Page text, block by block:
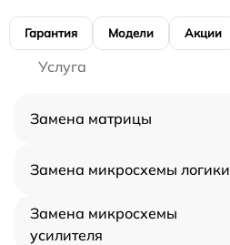
Гарантия Модели Акции
Услуга
Замена матрицы
Замена микросхемы логики
Замена микросхемы
усилителя